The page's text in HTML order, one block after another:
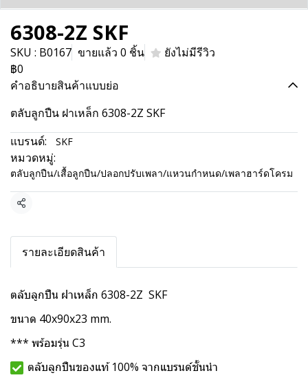
6308-2Z SKF
SKU : B0167 ขายแล้ว 0 ชิ้น
ยังไม่มีรีวิว
฿0
คำอธิบายสินค้าแบบย่อ
ตลับลูกปืน ฝาเหล็ก 6308-2Z SKF
แบรนด์:
SKF
หมวดหมู่:
ตลับลูกปืน/เสื้อลูกปืน/ปลอกปรับเพลา/แหวนกำหนด/เพลาฮาร์ดโครม
แชร์
รายละเอียดสินค้า
ตลับลูกปืน ฝาเหล็ก 6308-2Z SKF
ขนาด 40x90x23 mm.
*** พร้อมรุ่น C3
ตลับลูกปืนของแท้ 100% จากแบรนด์ชั้นนำ